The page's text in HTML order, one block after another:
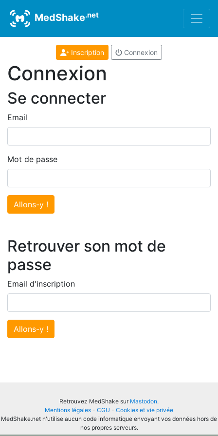
MedShake.net
Inscription Connexion
Connexion
Se connecter
Email
Mot de passe
Allons-y !
Retrouver son mot de
passe
Email d'inscription
Allons-y !
Retrouvez MedShake sur Mastodon.
Mentions légales - CGU - Cookies et vie privée
MedShake.net n'utilise aucun code informatique envoyant vos données hors de
nos propres serveurs.